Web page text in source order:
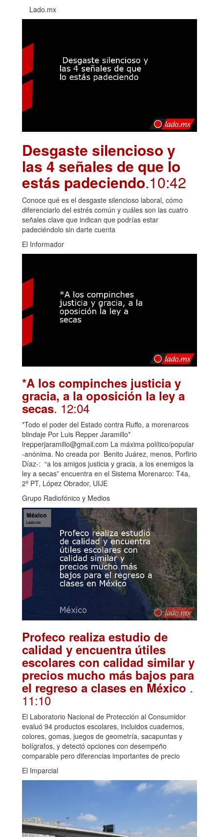
Lado.mx
Desgaste silencioso y
las 4 señales de que lo
estás padeciendo.10:42
Conoce qué es el desgaste silencioso laboral, cómo
diferenciarlo del estrés común y cuáles son las cuatro
señales clave que indican que podrías estar
padeciéndolo sin darte cuenta
El Informador
*A los compinches justicia y
gracia, a la oposición la ley a
secas. 12:04
*Todo el poder del Estado contra Ruffo, a morenarcos
blindaje Por Luis Repper Jaramillo*
lrepperjaramillo@gmail.com La máxima político/popular
-anónima. No creada por Benito Juárez, menos, Porfirio
Díaz-: “a los amigos justicia y gracia, a los enemigos la
ley a secas” encuentra en el Sistema Morenarco: T4a,
2º PT, López Obrador, UIJE
Grupo Radiofónico y Medios
Profeco realiza estudio de
calidad y encuentra útiles
escolares con calidad similar y
precios mucho más bajos para
el regreso a clases en México .
11:10
El Laboratorio Nacional de Protección al Consumidor
evaluó 94 productos escolares, incluidos cuadernos,
colores, gomas, juegos de geometría, sacapuntas y
bolígrafos, y detectó opciones con desempeño
comparable pero diferencias importantes de precio
El Imparcial